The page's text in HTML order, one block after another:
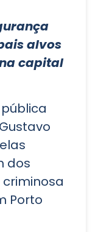
alvos
capital
dos
Porto